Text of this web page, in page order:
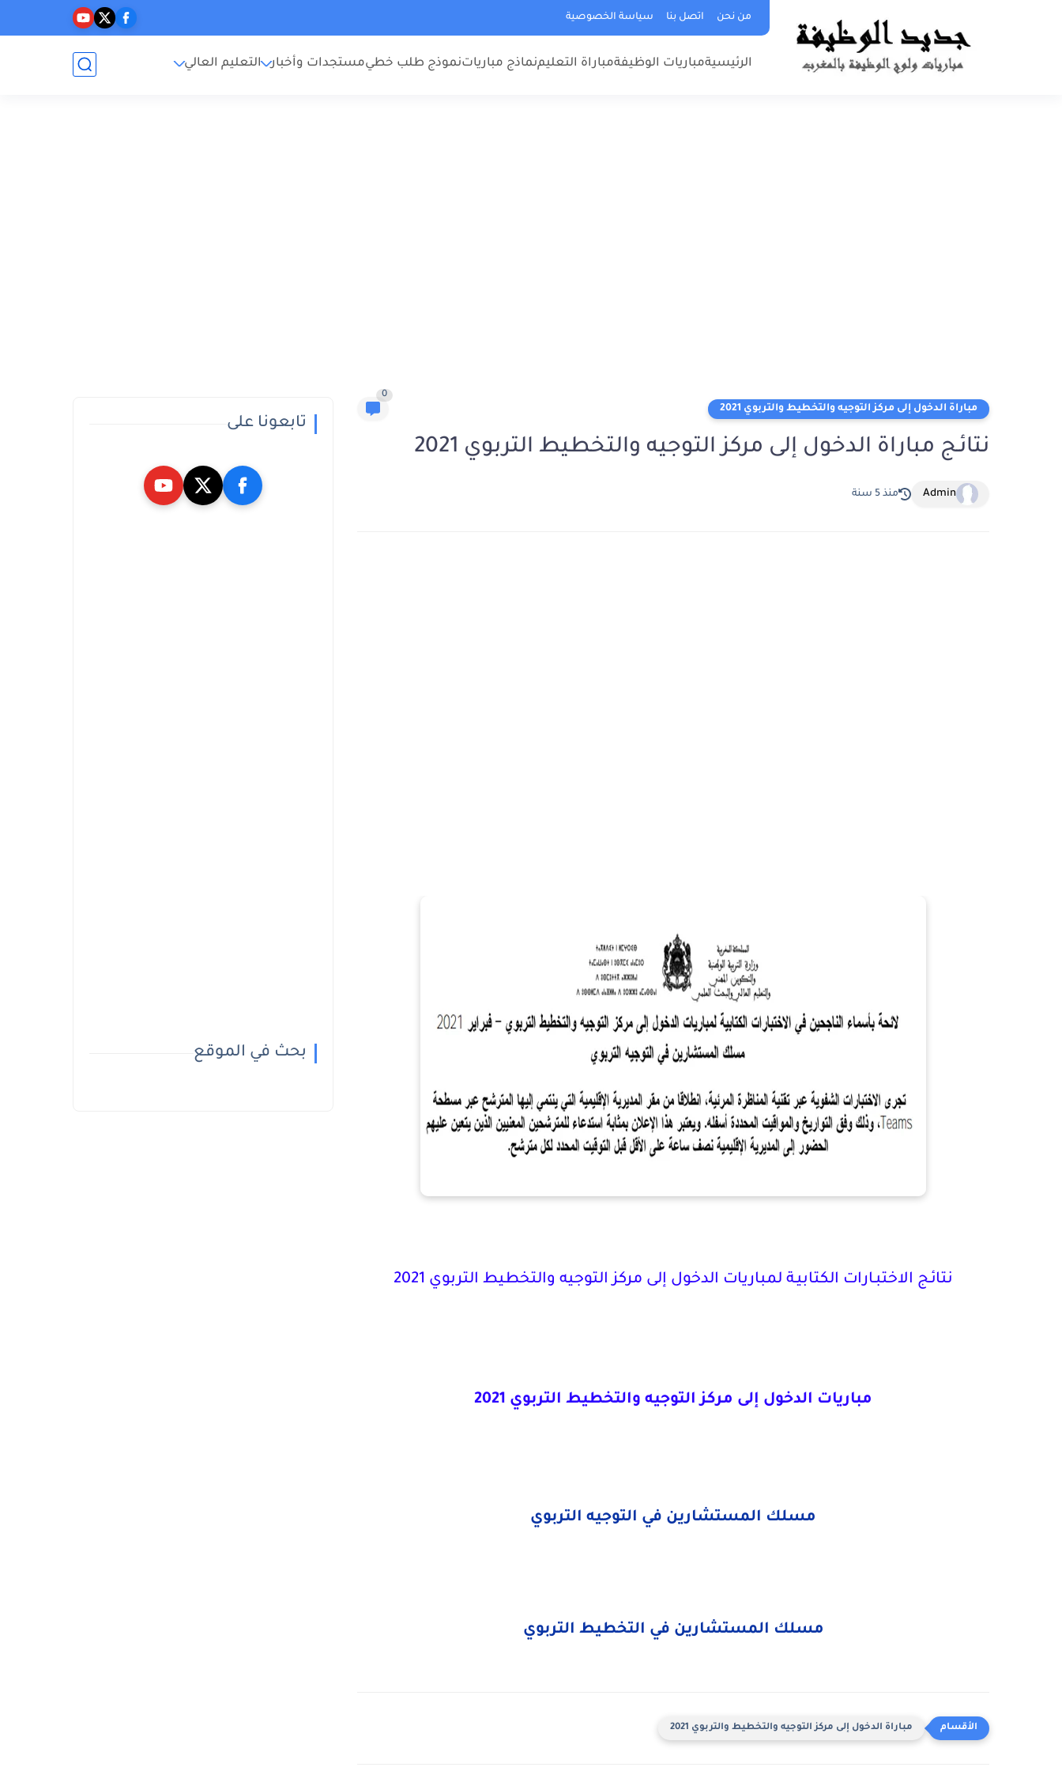
من نحن اتصل بنا سياسة الخصوصية
الرئيسيةمباريات الوظيفةمباراة التعليمنماذج مبارياتنموذج طلب خطيمستجدات وأخبار التعليم العالي
مباراة الدخول إلى مركز التوجيه والتخطيط والتربوي 2021
0
نتائـج مباراة الدخول إلى مركز التوجيه والتخطيط التربوي 2021
Admin منذ 5 سنة
نتائـج الاختبـارات الكتابيـة لمباريات الدخول إلى مركز التوجيه والتخطيط التربوي 2021
مباريات الدخول إلى مركز التوجيه والتخطيط التربوي 2021
مسلك المستشارين في التوجيه التربوي
مسلك المستشارين في التخطيط التربوي
مباراة الدخول إلى مركز التوجيه والتخطيط والتربوي 2021
تابعونا على
بحث في الموقع